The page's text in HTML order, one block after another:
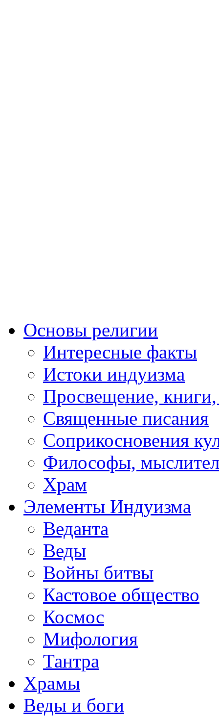
Основы религии
Интересные факты
Истоки индуизма
Просвещение, книги,
Священные писания
Соприкосновения
Философы,
Храм
Элементы Индуизма
Веданта
Веды
Войны битвы
Кастовое общество
Космос
Мифология
Тантра
Храмы
Веды и боги